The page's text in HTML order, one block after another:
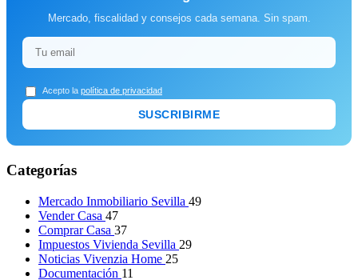
Mercado, fiscalidad y consejos cada semana. Sin spam.
Acepto la política de privacidad
SUSCRIBIRME
Categorías
Mercado Inmobiliario Sevilla 49
Vender Casa 47
Comprar Casa 37
Impuestos Vivienda Sevilla 29
Noticias Vivenzia Home 25
Documentación 11